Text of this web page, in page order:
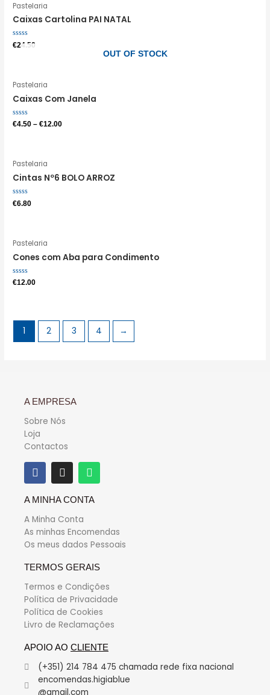
Pastelaria
Caixas Cartolina PAI NATAL
Avaliação
0
€24.50
OUT OF STOCK
Pastelaria
Caixas Com Janela
Avaliação
€4.50 –€12.00
Pastelaria
Cintas Nº6 BOLO ARROZ
Avaliação
0
€6.80
Pastelaria
Cones com Aba para Condimento
Avaliação
€12.00
1 2 3 4 →
A EMPRESA
Sobre Nós
Loja
Contactos
A MINHA CONTA
A Minha Conta
As minhas Encomendas
Os meus dados Pessoais
TERMOS GERAIS
Termos e Condições
Política de Privacidade
Política de Cookies
Livro de Reclamações
APOIO AO CLIENTE
(+351) 214 784 475 chamada rede fixa nacional
encomendas.higiablue
@gmail.com